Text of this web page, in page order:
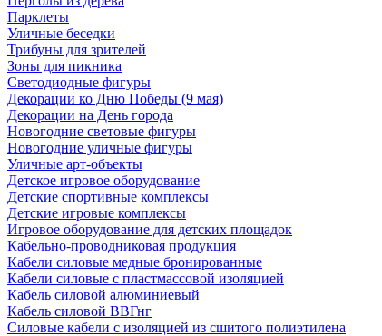
Парклеты
Уличные беседки
Трибуны для зрителей
Зоны для пикника
Светодиодные фигуры
Декорации ко Дню Победы (9 мая)
Декорации на День города
Новогодние световые фигуры
Новогодние уличные фигуры
Уличные арт-объекты
Детское игровое оборудование
Детские спортивные комплексы
Детские игровые комплексы
Игровое оборудование для детских площадок
Кабельно-проводниковая продукция
Кабели силовые медные бронированные
Кабели силовые с пластмассовой изоляцией
Кабель силовой алюминиевый
Кабель силовой ВВГнг
Силовые кабели с изоляцией из сшитого полиэтилена